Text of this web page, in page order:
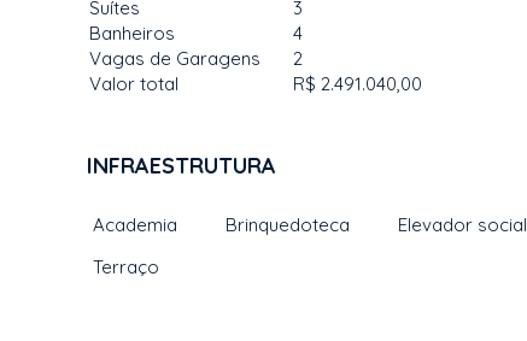
Suítes
3
Banheiros
4
Vagas de Garagens
2
Valor total
R$ 2.491.040,00
INFRAESTRUTURA
Academia Brinquedoteca Elevador social
Terraço